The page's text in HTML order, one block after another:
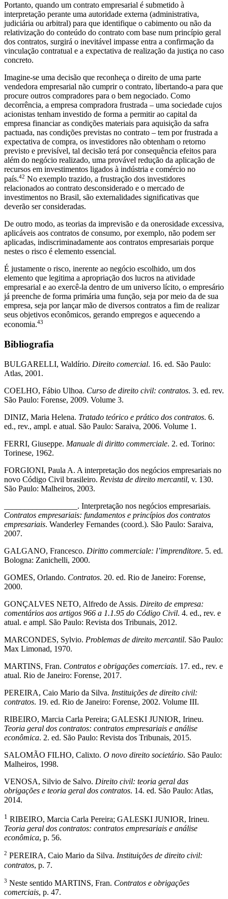
Portanto, quando um contrato empresarial é submetido à
interpretação perante uma autoridade externa (administrativa,
judiciária ou arbitral) para que identifique o cabimento ou não da
relativização do conteúdo do contrato com base num princípio geral
dos contratos, surgirá o inevitável impasse entra a confirmação da
vinculação contratual e a expectativa de realização da justiça no caso
concreto.
Imagine-se uma decisão que reconheça o direito de uma parte
vendedora empresarial não cumprir o contrato, libertando-a para que
procure outros compradores para o bem negociado. Como
decorrência, a empresa compradora frustrada – uma sociedade cujos
acionistas tenham investido de forma a permitir ao capital da
empresa financiar as condições materiais para aquisição da safra
pactuada, nas condições previstas no contrato – tem por frustrada a
expectativa de compra, os investidores não obtenham o retorno
previsto e previsível, tal decisão terá por consequência efeitos para
além do negócio realizado, uma provável redução da aplicação de
recursos em investimentos ligados à indústria e comércio no
país.42 No exemplo trazido, a frustração dos investidores
relacionados ao contrato desconsiderado e o mercado de
investimentos no Brasil, são externalidades significativas que
deverão ser consideradas.
De outro modo, as teorias da imprevisão e da onerosidade excessiva,
aplicáveis aos contratos de consumo, por exemplo, não podem ser
aplicadas, indiscriminadamente aos contratos empresariais porque
nestes o risco é elemento essencial.
É justamente o risco, inerente ao negócio escolhido, um dos
elemento que legitima a apropriação dos lucros na atividade
empresarial e ao exercê-la dentro de um universo lícito, o empresário
já preenche de forma primária uma função, seja por meio da de sua
empresa, seja por lançar mão de diversos contratos a fim de realizar
seus objetivos econômicos, gerando empregos e aquecendo a
economia.43
Bibliografia
BULGARELLI, Waldírio. Direito comercial. 16. ed. São Paulo:
Atlas, 2001.
COELHO, Fábio Ulhoa. Curso de direito civil: contratos. 3. ed. rev.
São Paulo: Forense, 2009. Volume 3.
DINIZ, Maria Helena. Tratado teórico e prático dos contratos. 6.
ed., rev., ampl. e atual. São Paulo: Saraiva, 2006. Volume 1.
FERRI, Giuseppe. Manuale di diritto commerciale. 2. ed. Torino:
Torinese, 1962.
FORGIONI, Paula A. A interpretação dos negócios empresariais no
novo Código Civil brasileiro. Revista de direito mercantil, v. 130.
São Paulo: Malheiros, 2003.
__________________. Interpretação nos negócios empresariais.
Contratos empresariais: fundamentos e princípios dos contratos
empresariais. Wanderley Fernandes (coord.). São Paulo: Saraiva,
2007.
GALGANO, Francesco. Diritto commerciale: l’imprenditore. 5. ed.
Bologna: Zanichelli, 2000.
GOMES, Orlando. Contratos. 20. ed. Rio de Janeiro: Forense,
2000.
GONÇALVES NETO, Alfredo de Assis. Direito de empresa:
comentários aos artigos 966 a 1.1.95 do Código Civil. 4. ed., rev. e
atual. e ampl. São Paulo: Revista dos Tribunais, 2012.
MARCONDES, Sylvio. Problemas de direito mercantil. São Paulo:
Max Limonad, 1970.
MARTINS, Fran. Contratos e obrigações comerciais. 17. ed., rev. e
atual. Rio de Janeiro: Forense, 2017.
PEREIRA, Caio Mario da Silva. Instituições de direito civil:
contratos. 19. ed. Rio de Janeiro: Forense, 2002. Volume III.
RIBEIRO, Marcia Carla Pereira; GALESKI JUNIOR, Irineu.
Teoria geral dos contratos: contratos empresariais e análise
econômica. 2. ed. São Paulo: Revista dos Tribunais, 2015.
SALOMÃO FILHO, Calixto. O novo direito societário. São Paulo:
Malheiros, 1998.
VENOSA, Silvio de Salvo. Direito civil: teoria geral das
obrigações e teoria geral dos contratos. 14. ed. São Paulo: Atlas,
2014.
1 RIBEIRO, Marcia Carla Pereira; GALESKI JUNIOR, Irineu.
Teoria geral dos contratos: contratos empresariais e análise
econômica, p. 56.
2 PEREIRA, Caio Mario da Silva. Instituições de direito civil:
contratos, p. 7.
3 Neste sentido MARTINS, Fran. Contratos e obrigações
comerciais, p. 47.